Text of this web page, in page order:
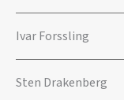
Ivar Forssling
Sten Drakenberg